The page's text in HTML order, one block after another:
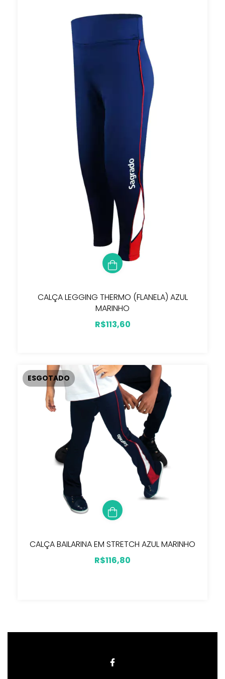
CALÇA LEGGING THERMO (FLANELA) AZUL
MARINHO
R$113,60
ESGOTADO
CALÇA BAILARINA EM STRETCH AZUL MARINHO
R$116,80